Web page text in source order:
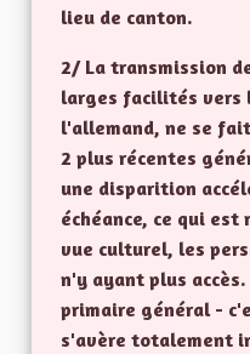
lieu de canton.
2/ La transmission
larges facilités vers
l'allemand, ne se
2 plus récentes
une disparition
échéance, ce qui
vue culturel, les
n'y ayant plus
primaire général -
s'avère totalement